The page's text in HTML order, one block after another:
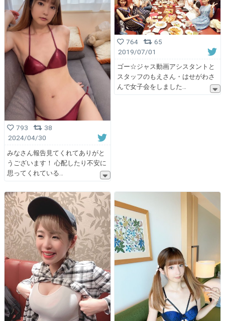
793
38
2024/04/30
みなさん報告見てくれてありがと
うございます！ 心配したり不安に
思ってくれている
764
65
2019/07/01
ゴー☆ジャス動画アシスタントと
スタッフのもえさん・はせがわさ
んで女子会をしました